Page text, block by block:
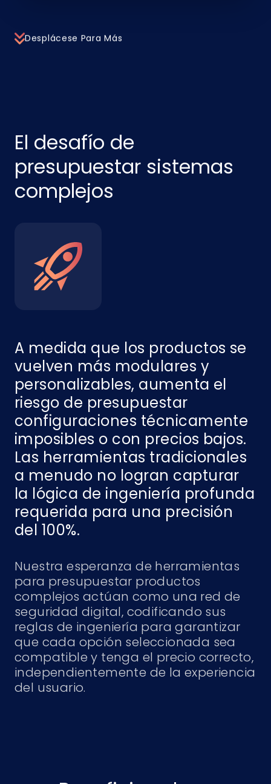
Desplácese Para Más
El desafío de
presupuestar sistemas
complejos
A medida que los productos se
vuelven más modulares y
personalizables, aumenta el
riesgo de presupuestar
configuraciones técnicamente
imposibles o con precios bajos.
Las herramientas tradicionales
a menudo no logran capturar
la lógica de ingeniería profunda
requerida para una precisión
del 100%.
Nuestra esperanza de herramientas
para presupuestar productos
complejos actúan como una red de
seguridad digital, codificando sus
reglas de ingeniería para garantizar
que cada opción seleccionada sea
compatible y tenga el precio correcto,
independientemente de la experiencia
del usuario.